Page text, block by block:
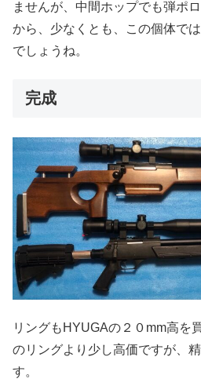
ませんが、中間ホップでも弾ポ
から、少なくとも、この個体で
でしょうね。
完成
リングもHYUGAの２０mm高を
のリングより少し高価ですが、
す。